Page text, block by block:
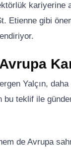
kariyerine
Etienne gibi
Avrupa
Yalçın, daha
bu teklif ile
de Avrupa